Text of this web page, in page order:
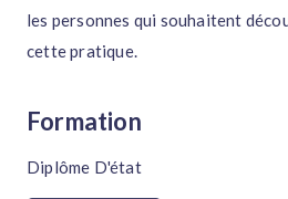
les personnes qui souhaitent
cette pratique.
Formation
Diplôme D'état